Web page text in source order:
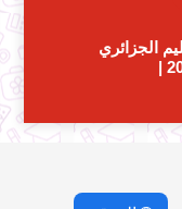
الجزائري